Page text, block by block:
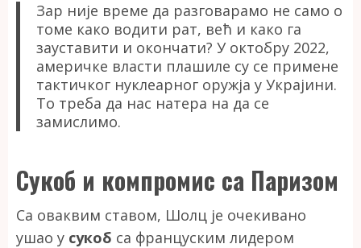
Зар није време да разговарамо не само о
томе како водити рат, већ и како га
зауставити и окончати? У октобру 2022,
америчке власти плашиле су се примене
тактичког нуклеарног оружја у Украјини.
То треба да нас натера на да се
замислимо.
Сукоб и компромис са Паризом
Са оваквим ставом, Шолц је очекивано
ушао у сукоб са француским лидером